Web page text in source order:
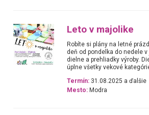
Leto v majolike
Robíte si plány na letné
deň od pondelka do nedele
dielne a prehliadky výroby.
úplne všetky vekové
Termín: 31.08.2025 a ďalšie
Mesto: Modra